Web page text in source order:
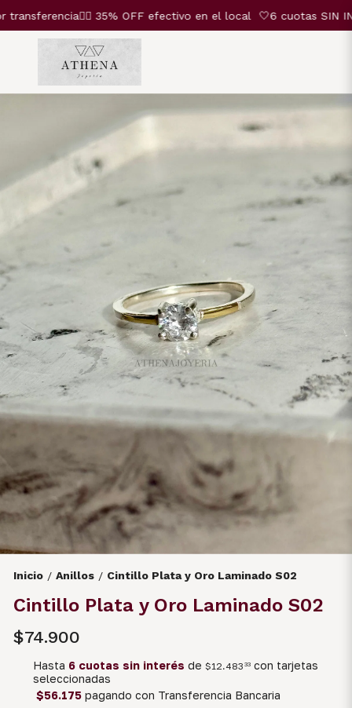
35% OFF efectivo en el local 🤍6 cuotas SIN
Inicio / Anillos / Cintillo Plata y Oro Laminado S02
Cintillo Plata y Oro Laminado S02
$74.900
Hasta 6 cuotas sin interés de $12.483 33con tarjetas
seleccionadas
$56.175pagando con Transferencia Bancaria